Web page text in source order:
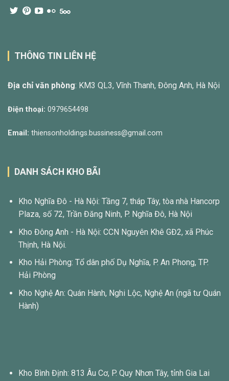
THÔNG TIN LIÊN HỆ
Địa chỉ văn phòng: KM3 QL3, Vĩnh Thanh, Đông Anh, Hà Nội
Điện thoại: 0979654498
Email: thiensonholdings.bussiness@gmail.com
DANH SÁCH KHO BÃI
Kho Nghĩa Đô - Hà Nội: Tầng 7, tháp Tây, tòa nhà Hancorp
Plaza, số 72, Trần Đăng Ninh, P. Nghĩa Đô, Hà Nội
Kho Đông Anh - Hà Nội: CCN Nguyên Khê GĐ2, xã Phúc
Thịnh, Hà Nội.
Kho Hải Phòng: Tổ dân phố Dụ Nghĩa, P. An Phong, TP.
Hải Phòng
Kho Nghệ An: Quán Hành, Nghi Lộc, Nghệ An (ngã tư Quán
Hành)
Kho Bình Định: 813 Âu Cơ, P. Quy Nhơn Tây, tỉnh Gia Lai